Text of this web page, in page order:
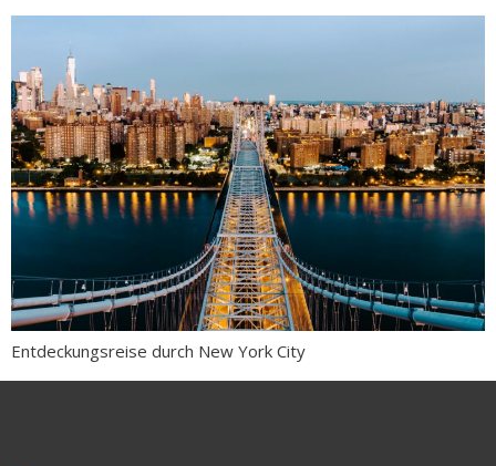
Entdeckungsreise durch New York City